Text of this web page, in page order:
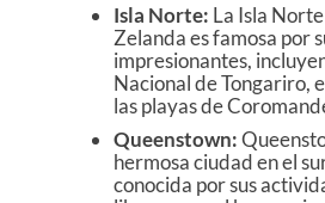
Isla Norte: La Isla
Zelanda es famosa por
impresionantes,
Nacional de Tongariro,
las playas de
Queenstown:
hermosa ciudad en el
conocida por sus